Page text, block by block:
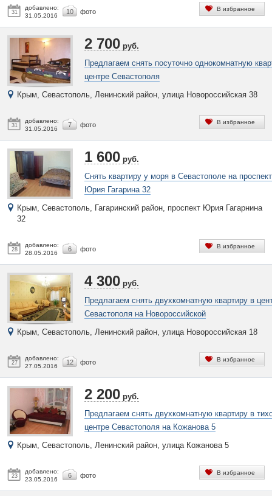
31
добавлено:
31.05.2016
10 фото В избранное
31
добавлено:
31.05.2016
7 фото
2 700 руб.
Предлагаем снять посуточно однокомнатную
центре Севастополя
Крым, Севастополь, Ленинский район, улица Новороссийская 38
В избранное
28
добавлено:
28.05.2016
6 фото
1 600 руб.
Снять квартиру у моря в Севастополе на
Юрия Гагарина 32
Крым, Севастополь, Гагаринский район, проспект Юрия Гагарнина
32
В избранное
27
добавлено:
27.05.2016
12 фото
4 300 руб.
Предлагаем снять двухкомнатную квартиру в
Севастополя на Новороссийской
Крым, Севастополь, Ленинский район, улица Новороссийская 18
В избранное
23
добавлено:
23.05.2016
6 фото
2 200 руб.
Предлагаем снять двухкомнатную квартиру в
центре Севастополя на Кожанова 5
Крым, Севастополь, Ленинский район, улица Кожанова 5
В избранное